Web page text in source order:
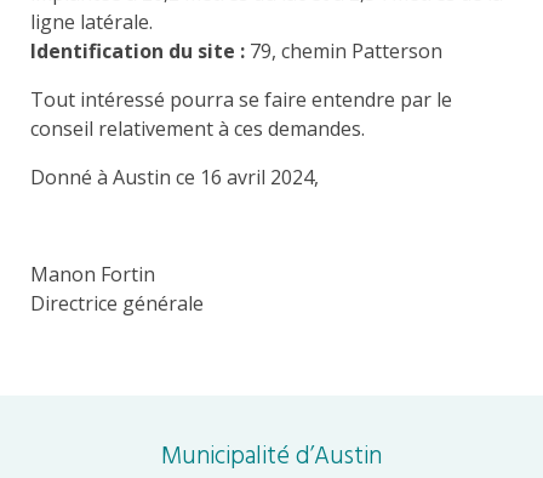
ligne latérale.
Identification du site : 79, chemin Patterson
Tout intéressé pourra se faire entendre par le
conseil relativement à ces demandes.
Donné à Austin ce 16 avril 2024,
Manon Fortin
Directrice générale
Municipalité d’Austin